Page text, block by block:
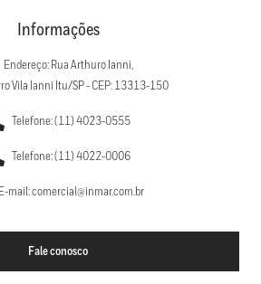
Informações
Endereço: Rua Arthuro Ianni,
Vila Ianni Itu/SP - CEP: 13313-150
Telefone: (11) 4023-0555
Telefone: (11) 4022-0006
E-mail: comercial@inmar.com.br
Fale conosco